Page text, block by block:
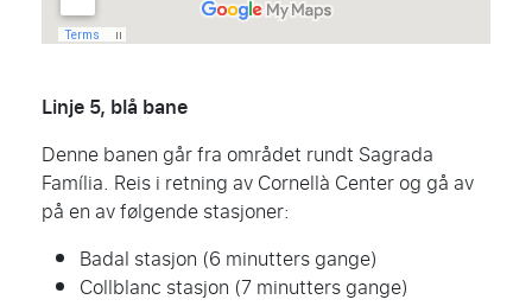
Linje 5, blå bane
Denne banen går fra området rundt Sagrada
Família. Reis i retning av Cornellà Center og gå av
på en av følgende stasjoner:
Badal stasjon (6 minutters gange)
Collblanc stasjon (7 minutters gange)